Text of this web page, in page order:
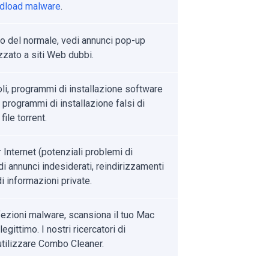
malware.
del normale, vedi annunci pop-up
a siti Web dubbi.
programmi di installazione software
programmi di installazione falsi di
torrent.
(potenziali problemi di
annunci indesiderati, reindirizzamenti
informazioni private.
malware, scansiona il tuo Mac
I nostri ricercatori di
Combo Cleaner.